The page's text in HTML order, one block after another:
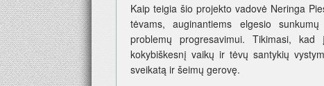
Kaip teigia šio projekto vadovė Neringa
tėvams, auginantiems elgesio
problemų progresavimui. Tikimasi, kad
kokybiškesnį vaikų ir tėvų santykių
sveikatą ir šeimų gerovę.